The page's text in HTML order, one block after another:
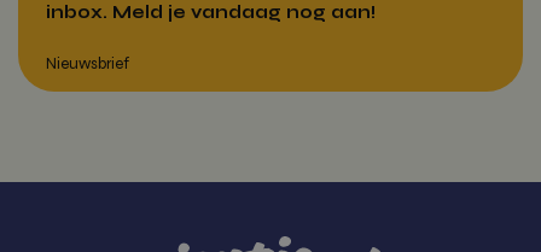
inbox. Meld je vandaag nog aan!